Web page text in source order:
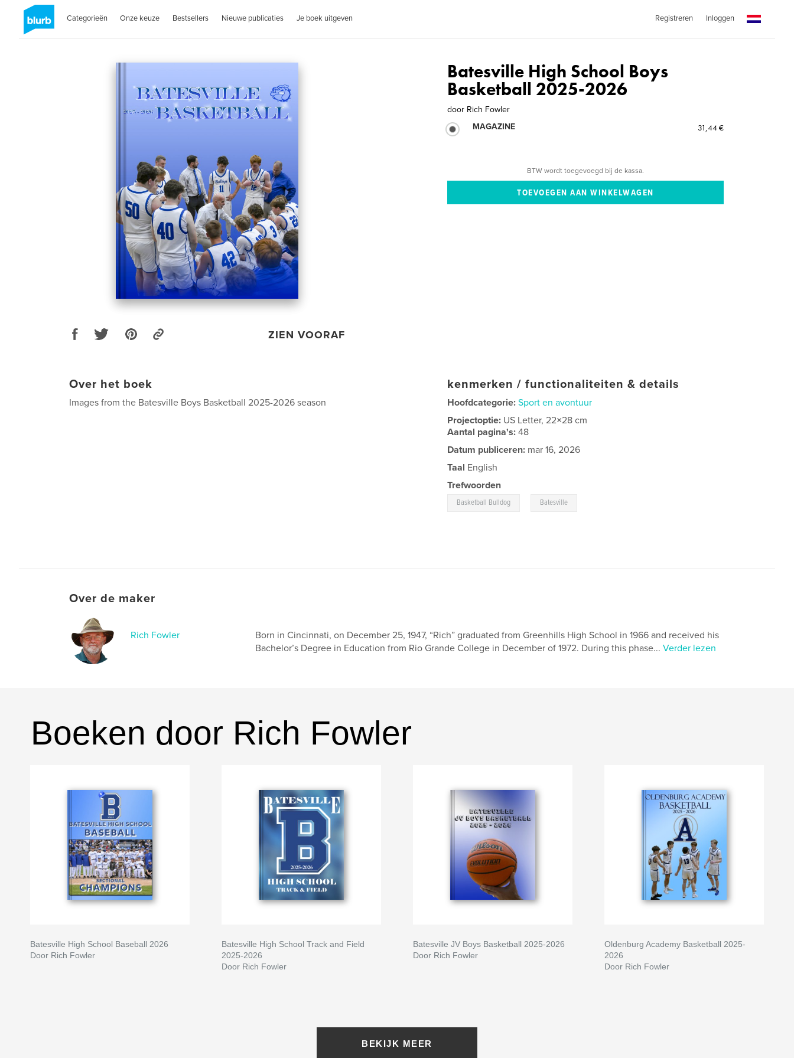
Categorieën Onze keuze Bestsellers Nieuwe publicaties Je boek uitgeven Registreren Inloggen
ZIEN VOORAF
Batesville High School Boys
Basketball 2025-2026
door Rich Fowler
MAGAZINE
31,44 €
BTW wordt toegevoegd bij de kassa.
Over het boek
Images from the Batesville Boys Basketball 2025-2026 season
kenmerken / functionaliteiten & details
Hoofdcategorie: Sport en avontuur
Projectoptie: US Letter, 22×28 cm
Aantal pagina's:48
Datum publiceren: mar 16, 2026
Taal English
Trefwoorden
Basketball Bulldog Batesville
Over de maker
Rich Fowler
Born in Cincinnati, on December 25, 1947, “Rich” graduated from Greenhills High School in 1966 and received his
Bachelor’s Degree in Education from Rio Grande College in December of 1972. During this phase... Verder lezen
Boeken door Rich Fowler
Batesville High School Baseball 2026
Door Rich Fowler
Batesville High School Track and Field
2025-2026
Door Rich Fowler
Batesville JV Boys Basketball 2025-2026
Door Rich Fowler
Oldenburg Academy Basketball 2025-
2026
Door Rich Fowler
BEKIJK MEER